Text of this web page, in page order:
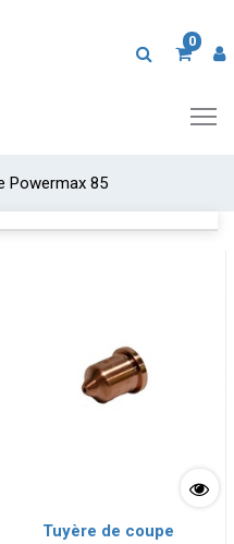
0
Powermax 85
Tuyère de coupe